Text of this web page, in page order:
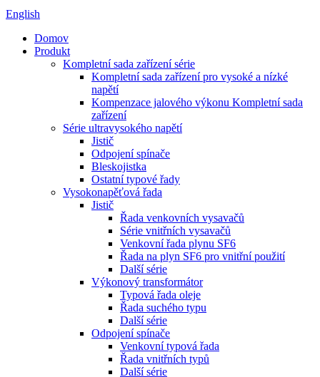
English
Domov
Produkt
Kompletní sada zařízení série
Kompletní sada zařízení pro vysoké a nízké
napětí
Kompenzace jalového výkonu Kompletní sada
zařízení
Série ultravysokého napětí
Jistič
Odpojení spínače
Bleskojistka
Ostatní typové řady
Vysokonapěťová řada
Jistič
Řada venkovních vysavačů
Série vnitřních vysavačů
Venkovní řada plynu SF6
Řada na plyn SF6 pro vnitřní použití
Další série
Výkonový transformátor
Typová řada oleje
Řada suchého typu
Další série
Odpojení spínače
Venkovní typová řada
Řada vnitřních typů
Další série